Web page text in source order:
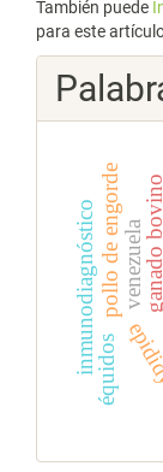
También puede
para este
ganado bovino
pollo de engorde
inmunodiagnóstico venezuela
équidos